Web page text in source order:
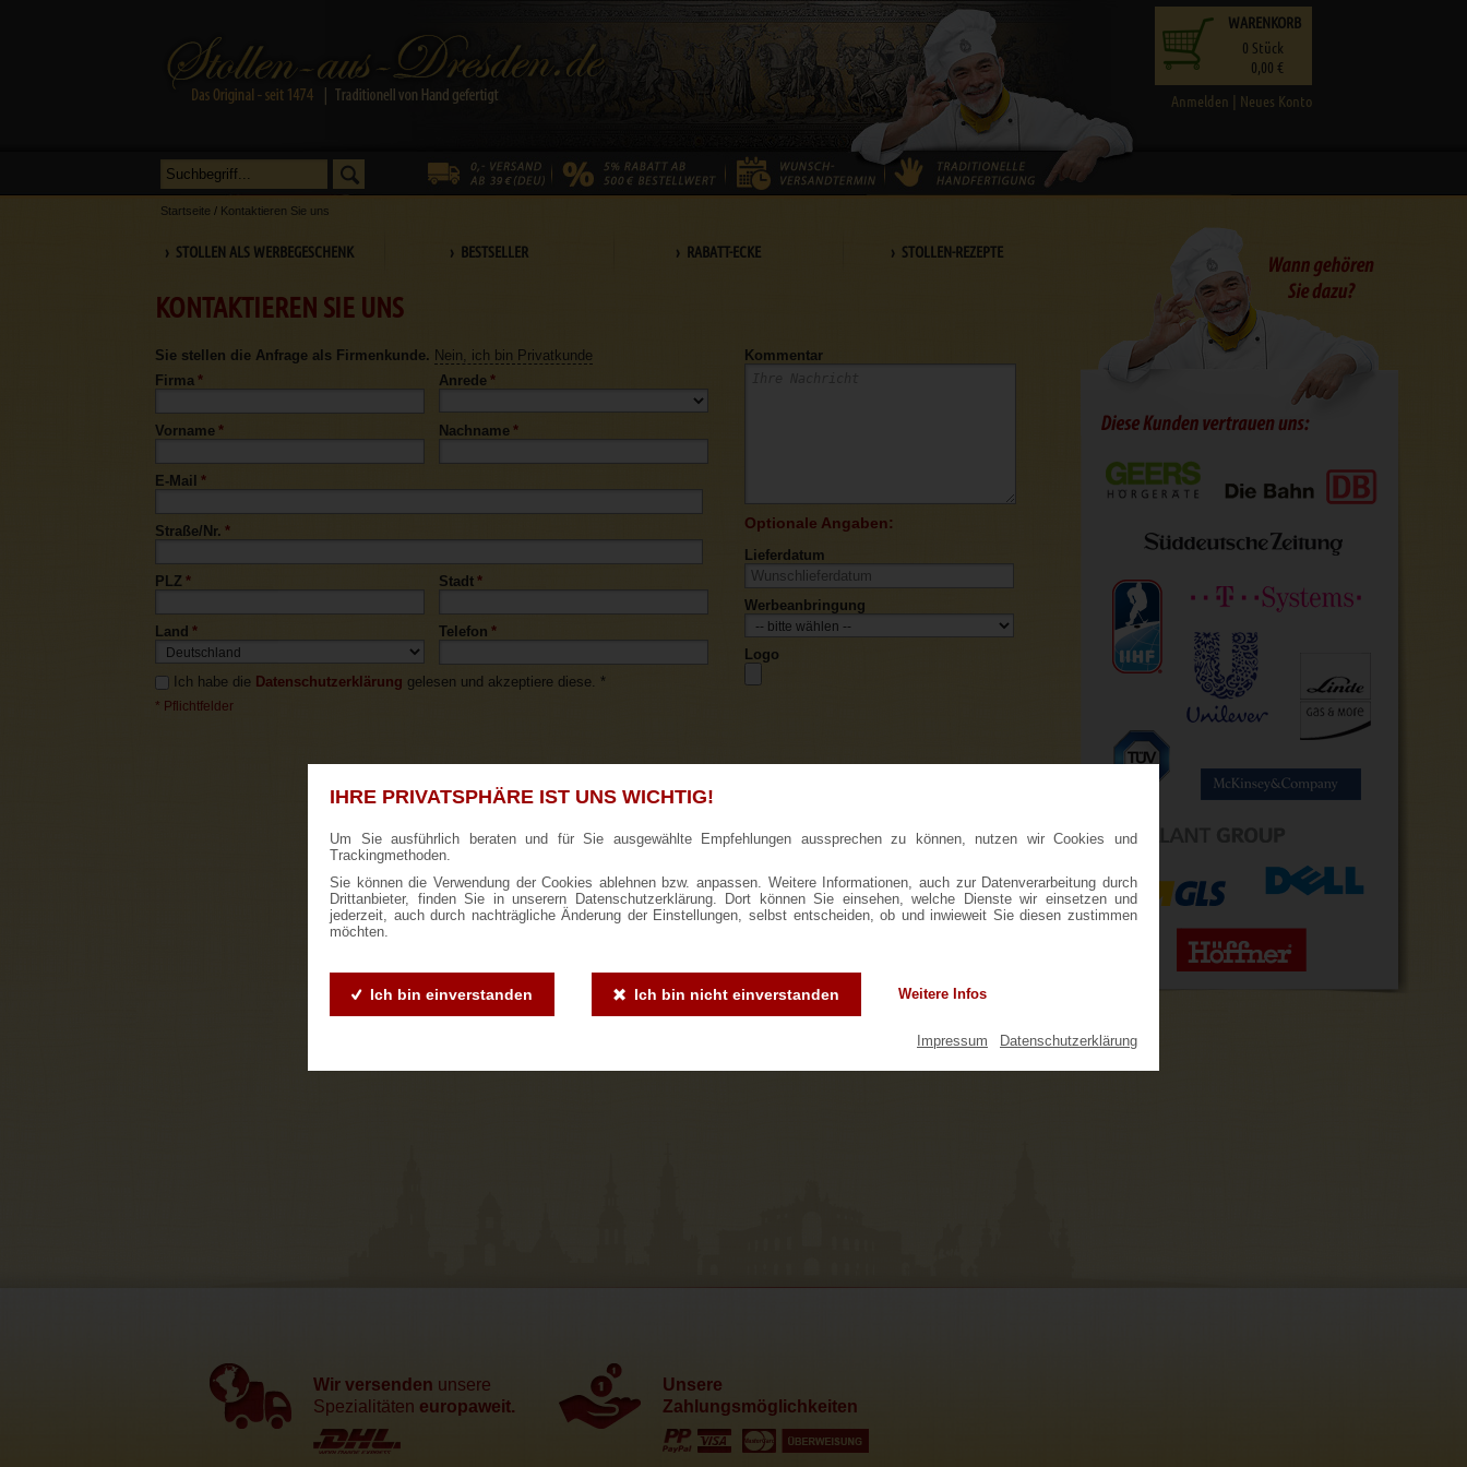
IHRE PRIVATSPHÄRE IST UNS WICHTIG!
Um Sie ausführlich beraten und für Sie ausgewählte Empfehlungen aussprechen zu können, nutzen wir Cookies und
Trackingmethoden.
Sie können die Verwendung der Cookies ablehnen bzw. anpassen. Weitere Informationen, auch zur Datenverarbeitung durch
Drittanbieter, finden Sie in unserern Datenschutzerklärung. Dort können Sie einsehen, welche Dienste wir einsetzen und
jederzeit, auch durch nachträgliche Änderung der Einstellungen, selbst entscheiden, ob und inwieweit Sie diesen zustimmen
möchten.
Ich bin einverstanden Ich bin nicht einverstanden Weitere Infos
Impressum Datenschutzerklärung
Anmelden | Neues Konto
WARENKORB
0 Stück
0,00 €
Startseite / Kontaktieren Sie uns
› STOLLEN ALS WERBEGESCHENK › BESTSELLER › RABATT-ECKE › STOLLEN-REZEPTE
KONTAKTIEREN SIE UNS
Sie stellen die Anfrage als Firmenkunde. Nein, ich bin Privatkunde
Firma * Anrede *
Vorname * Nachname *
E-Mail *
Straße/Nr. *
PLZ * Stadt *
Land * Telefon *
Ich habe die Datenschutzerklärung gelesen und akzeptiere diese. *
* Pflichtfelder
Kommentar
Optionale Angaben:
Lieferdatum
Werbeanbringung
Logo
ABSENDEN
Wir versenden unsere
Spezialitäten europaweit.
Unsere
Zahlungsmöglichkeiten